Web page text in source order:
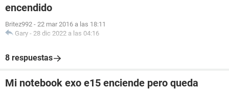
encendido
Britez992 - 22 mar 2016 a las 18:11
Gary - 28 dic 2022 a las 04:16
8 respuestas
Mi notebook exo e15 enciende pero queda